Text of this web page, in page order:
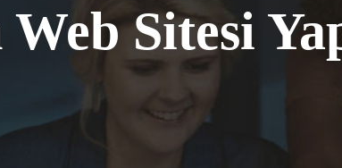
Sitesi